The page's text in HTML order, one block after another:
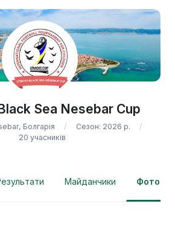
Sea Nesebar Cup
Болгарія
Сезон: 2026 р.
20 учасників
Майданчики